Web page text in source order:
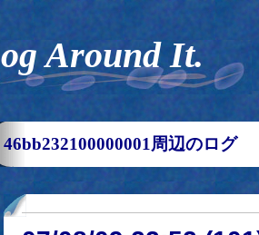
Log Around It.
46bb232100000001周辺のログ